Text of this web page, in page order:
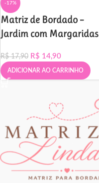
-17%
Matriz de Bordado –
Jardim com Margaridas
R$17,90 R$ 14,90
ADICIONAR AO CARRINHO